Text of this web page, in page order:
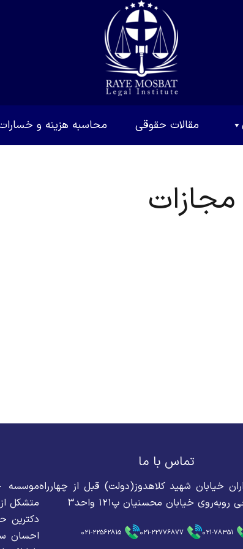
مقالات حقوقی محاسبه هزینه و
تماس با ما
خیابان شهید کلاهدوز(دولت) قبل از چهارراه
روبه‌روی خیابان محسنیان پ۱۲۱ واحد۳
021-78351
021-22776877
021-22562815
متشکل
دکترین
احسان